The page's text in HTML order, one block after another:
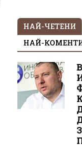
НАЙ-ЧЕТЕНИ
НАЙ-